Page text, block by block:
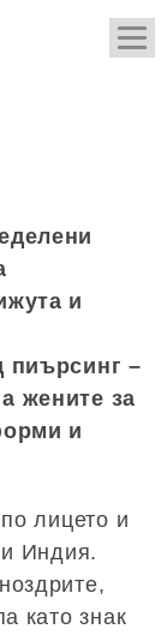
и
пиърсинг –
жените за
и
лицето и
Индия.
като знак